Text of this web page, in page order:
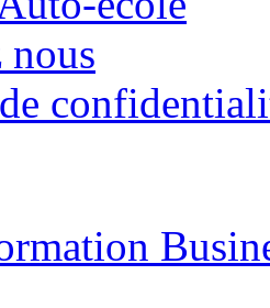
nous